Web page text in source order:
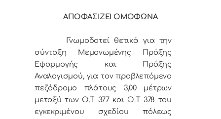
ΑΠΟΦΑΣΙΖΕΙ ΟΜΟΦΩΝΑ
Γνωμοδοτεί θετικά για την
σύνταξη Μεμονωμένης Πράξης
Εφαρμογής και Πράξης
Αναλογισμού, για τον προβλεπόμενο
πεζόδρομο πλάτους 3,00 μέτρων
μεταξύ των Ο.Τ 377 και Ο.Τ 378 του
εγκεκριμένου σχεδίου πόλεως